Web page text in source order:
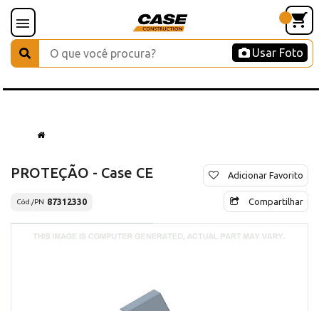
Usar Foto
PROTEÇÃO - Case CE
Cód./PN 87312330
Adicionar Favorito
Compartilhar